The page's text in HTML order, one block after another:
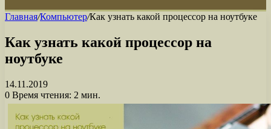
Главная/Компьютер/Как узнать какой процессор на ноутбуке
Как узнать какой процессор на
ноутбуке
14.11.2019
0 Время чтения: 2 мин.